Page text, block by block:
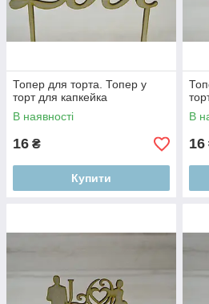
Топер для торта. Топер у
торт для капкейка
В наявності
16 ₴
Купити
В
16